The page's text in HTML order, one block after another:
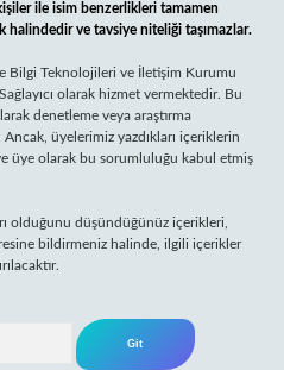
ile isim benzerlikleri tamamen
ve tavsiye niteliği taşımazlar.
Bilgi Teknolojileri ve İletişim Kurumu
olarak hizmet vermektedir. Bu
denetleme veya araştırma
üyelerimiz yazdıkları içeriklerin
üye olarak bu sorumluluğu kabul etmiş
olduğunu düşündüğünüz içerikleri,
bildirmeniz halinde, ilgili içerikler